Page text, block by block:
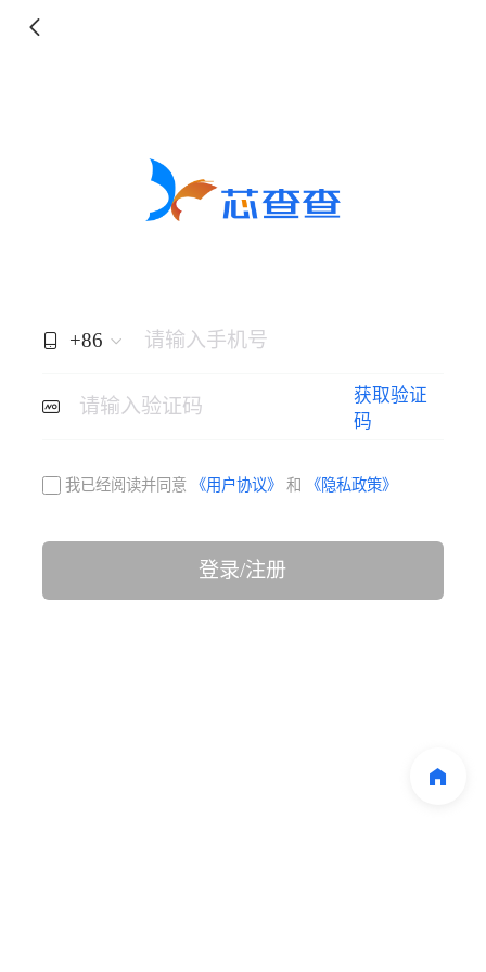
+86 请输入手机号
请输入验证码
获取验证
码
我已经阅读并同意 《用户协议》 和 《隐私政策》
登录/注册